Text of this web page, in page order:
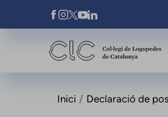
Vés al contingut
Xarxes
Inici Declaració de